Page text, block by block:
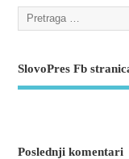
SlovoPres Fb
Poslednji komentari